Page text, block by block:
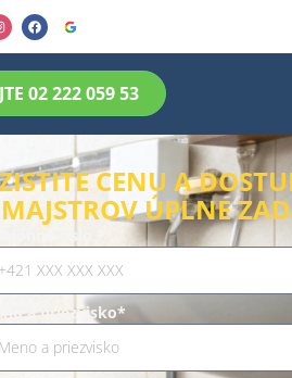
02 222 059 53
CENU A
MAJSTROV ÚPLNE
číslo *
a priezvisko*